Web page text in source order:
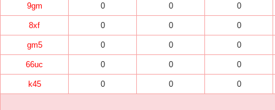
9gm 0 0 0
8xf 0 0 0
gm5 0 0 0
66uc 0 0 0
k45 0 0 0